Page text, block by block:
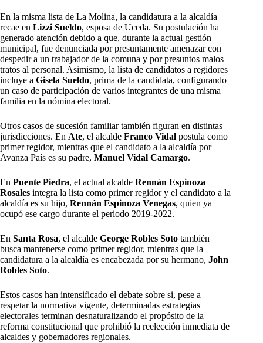
En la misma lista de La Molina, la candidatura a la alcaldía
recae en Lizzi Sueldo, esposa de Uceda. Su postulación ha
generado atención debido a que, durante la actual gestión
municipal, fue denunciada por presuntamente amenazar con
despedir a un trabajador de la comuna y por presuntos malos
tratos al personal. Asimismo, la lista de candidatos a regidores
incluye a Gisela Sueldo, prima de la candidata, configurando
un caso de participación de varios integrantes de una misma
familia en la nómina electoral.
Otros casos de sucesión familiar también figuran en distintas
jurisdicciones. En Ate, el alcalde Franco Vidal postula como
primer regidor, mientras que el candidato a la alcaldía por
Avanza País es su padre, Manuel Vidal Camargo.
En Puente Piedra, el actual alcalde Rennán Espinoza
Rosales integra la lista como primer regidor y el candidato a la
alcaldía es su hijo, Rennán Espinoza Venegas, quien ya
ocupó ese cargo durante el periodo 2019-2022.
En Santa Rosa, el alcalde George Robles Soto también
busca mantenerse como primer regidor, mientras que la
candidatura a la alcaldía es encabezada por su hermano, John
Robles Soto.
Estos casos han intensificado el debate sobre si, pese a
respetar la normativa vigente, determinadas estrategias
electorales terminan desnaturalizando el propósito de la
reforma constitucional que prohibió la reelección inmediata de
alcaldes y gobernadores regionales.